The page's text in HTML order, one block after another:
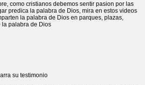
como cristianos debemos sentir pasion por las
predica la palabra de Dios, mira en estos videos
la palabra de Dios en parques, plazas,
la palabra de Dios